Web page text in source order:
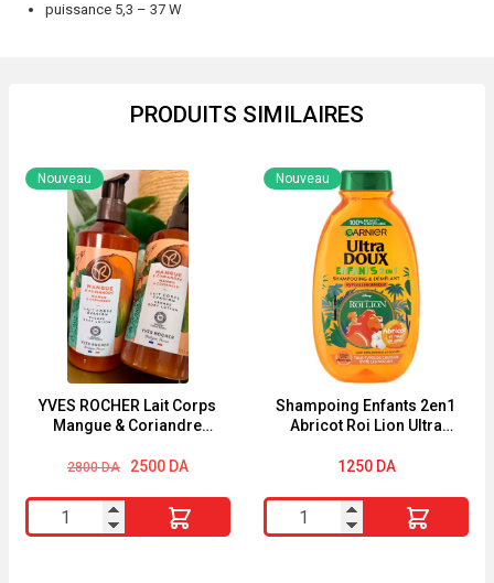
puissance 5,3 – 37 W
PRODUITS SIMILAIRES
YVES ROCHER Lait Corps
Mangue & Coriandre
Nouveau
2800DA
Le
initial
était :
2800 DA.
2500 DA
Le
actuel
est :
2500 DA.
quantité
de
Shampoing Enfants 2en1
Abricot Roi Lion Ultra
Nouveau
1250 DA
quantité
de